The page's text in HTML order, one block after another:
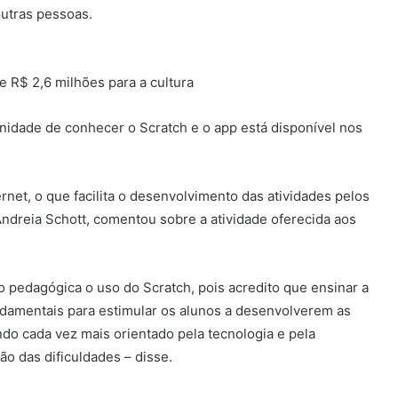
pessoas.
R$ 2,6 milhões para a cultura
de conhecer o Scratch e o app está disponível nos
o que facilita o desenvolvimento das atividades pelos
Schott, comentou sobre a atividade oferecida aos
o uso do Scratch, pois acredito que ensinar a
para estimular os alunos a desenvolverem as
cada vez mais orientado pela tecnologia e pela
das dificuldades – disse.